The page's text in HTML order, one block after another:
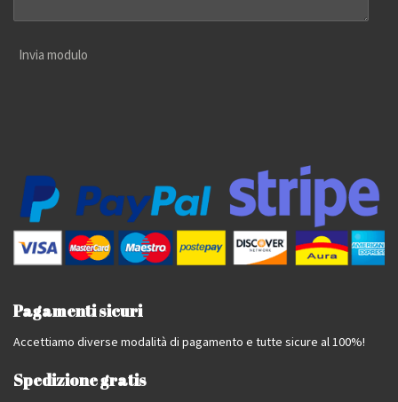
Invia modulo
Pagamenti sicuri
Accettiamo diverse modalità di pagamento e tutte sicure al 100%!
Spedizione gratis